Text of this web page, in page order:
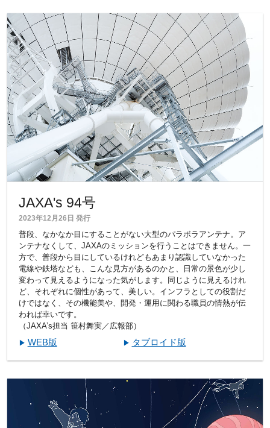
JAXA's 94号
2023年12月26日 発行
普段、なかなか目にすることがない大型のパラボラアンテナ。ア
ンテナなくして、JAXAのミッションを行うことはできません。一
方で、普段から目にしているけれどもあまり認識していなかった
電線や鉄塔なども、こんな見方があるのかと、日常の景色が少し
変わって見えるようになった気がします。同じように見えるけれ
ど、それぞれに個性があって、美しい。インフラとしての役割だ
けではなく、その機能美や、開発・運用に関わる職員の情熱が伝
われば幸いです。
（JAXA’s担当 笹村舞実／広報部）
WEB版 タブロイド版